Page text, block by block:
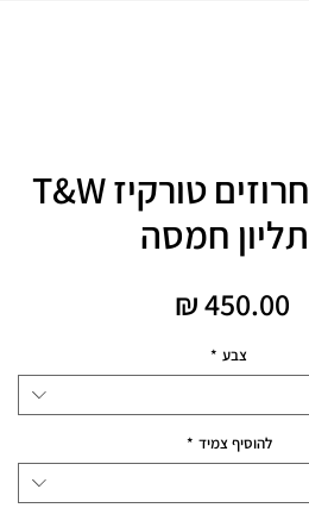
שרשרת חרוזים טורקיז T&W
חמסה
צבע *
להוסיף צמיד *